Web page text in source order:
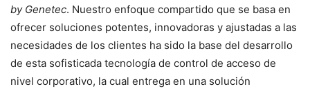
by Genetec. Nuestro enfoque compartido que se basa en
ofrecer soluciones potentes, innovadoras y ajustadas a las
necesidades de los clientes ha sido la base del desarrollo
de esta sofisticada tecnología de control de acceso de
nivel corporativo, la cual entrega en una solución